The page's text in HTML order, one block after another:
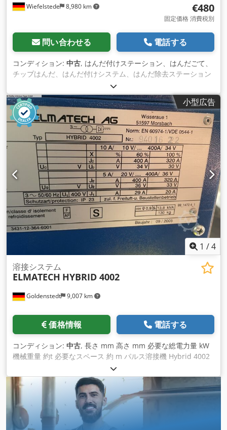
Wiefelstede 8,980 km €480
固定価格 消費税別
問い合わせる 電話する
コンディション: 中古, はんだ付けステーション、はんだごて、
チップはんだ、はんだ付けシステム、はんだ除去ステーション
-メーカー：Weller、はんだ除去ステーションタイプWDD 81V -
電圧： 230/24 V -動作圧力：4-6バール -寸法：190/120/H110
mm Djdpfx Aetu Rk Eeitock -重量：2.3 kg
小型広告
1 /4
Goldenstedt 9,007 km
溶接システム
ELMATECH HYBRID 4002
価格情報 電話する
コンディション: 中古, 長さ mm 高さ mm 必要な総電力量 kW
機械重量 約t 必要なスペース 約 m パルス溶接機 Hybrid 4002
製作年 2005年 給電装置／4本ロールワイヤフィード DV 39 機
械番号：940 16 222 - 溶接ホース 4000mm - アースケーブル
70角5000mm - インターミディエイトホースパッケージ 約
4000mm Dcedpfxsl Ebxko Aitsk - ホースパッケージ Binzel
MB511 パルス電流